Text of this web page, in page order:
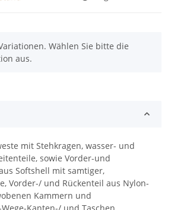
Wählen Sie bitte die
aus.
mit Stehkragen, wasser- und
sowie Vorder-und
Softshell mit samtiger,
Vorder-/ und Rückenteil aus Nylon-
Kammern und